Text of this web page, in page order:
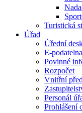
Turistická
Úřad
Úřední
E-podatelna
Povinné
Rozpočet
Vnitřní
Personál
Prohlášení